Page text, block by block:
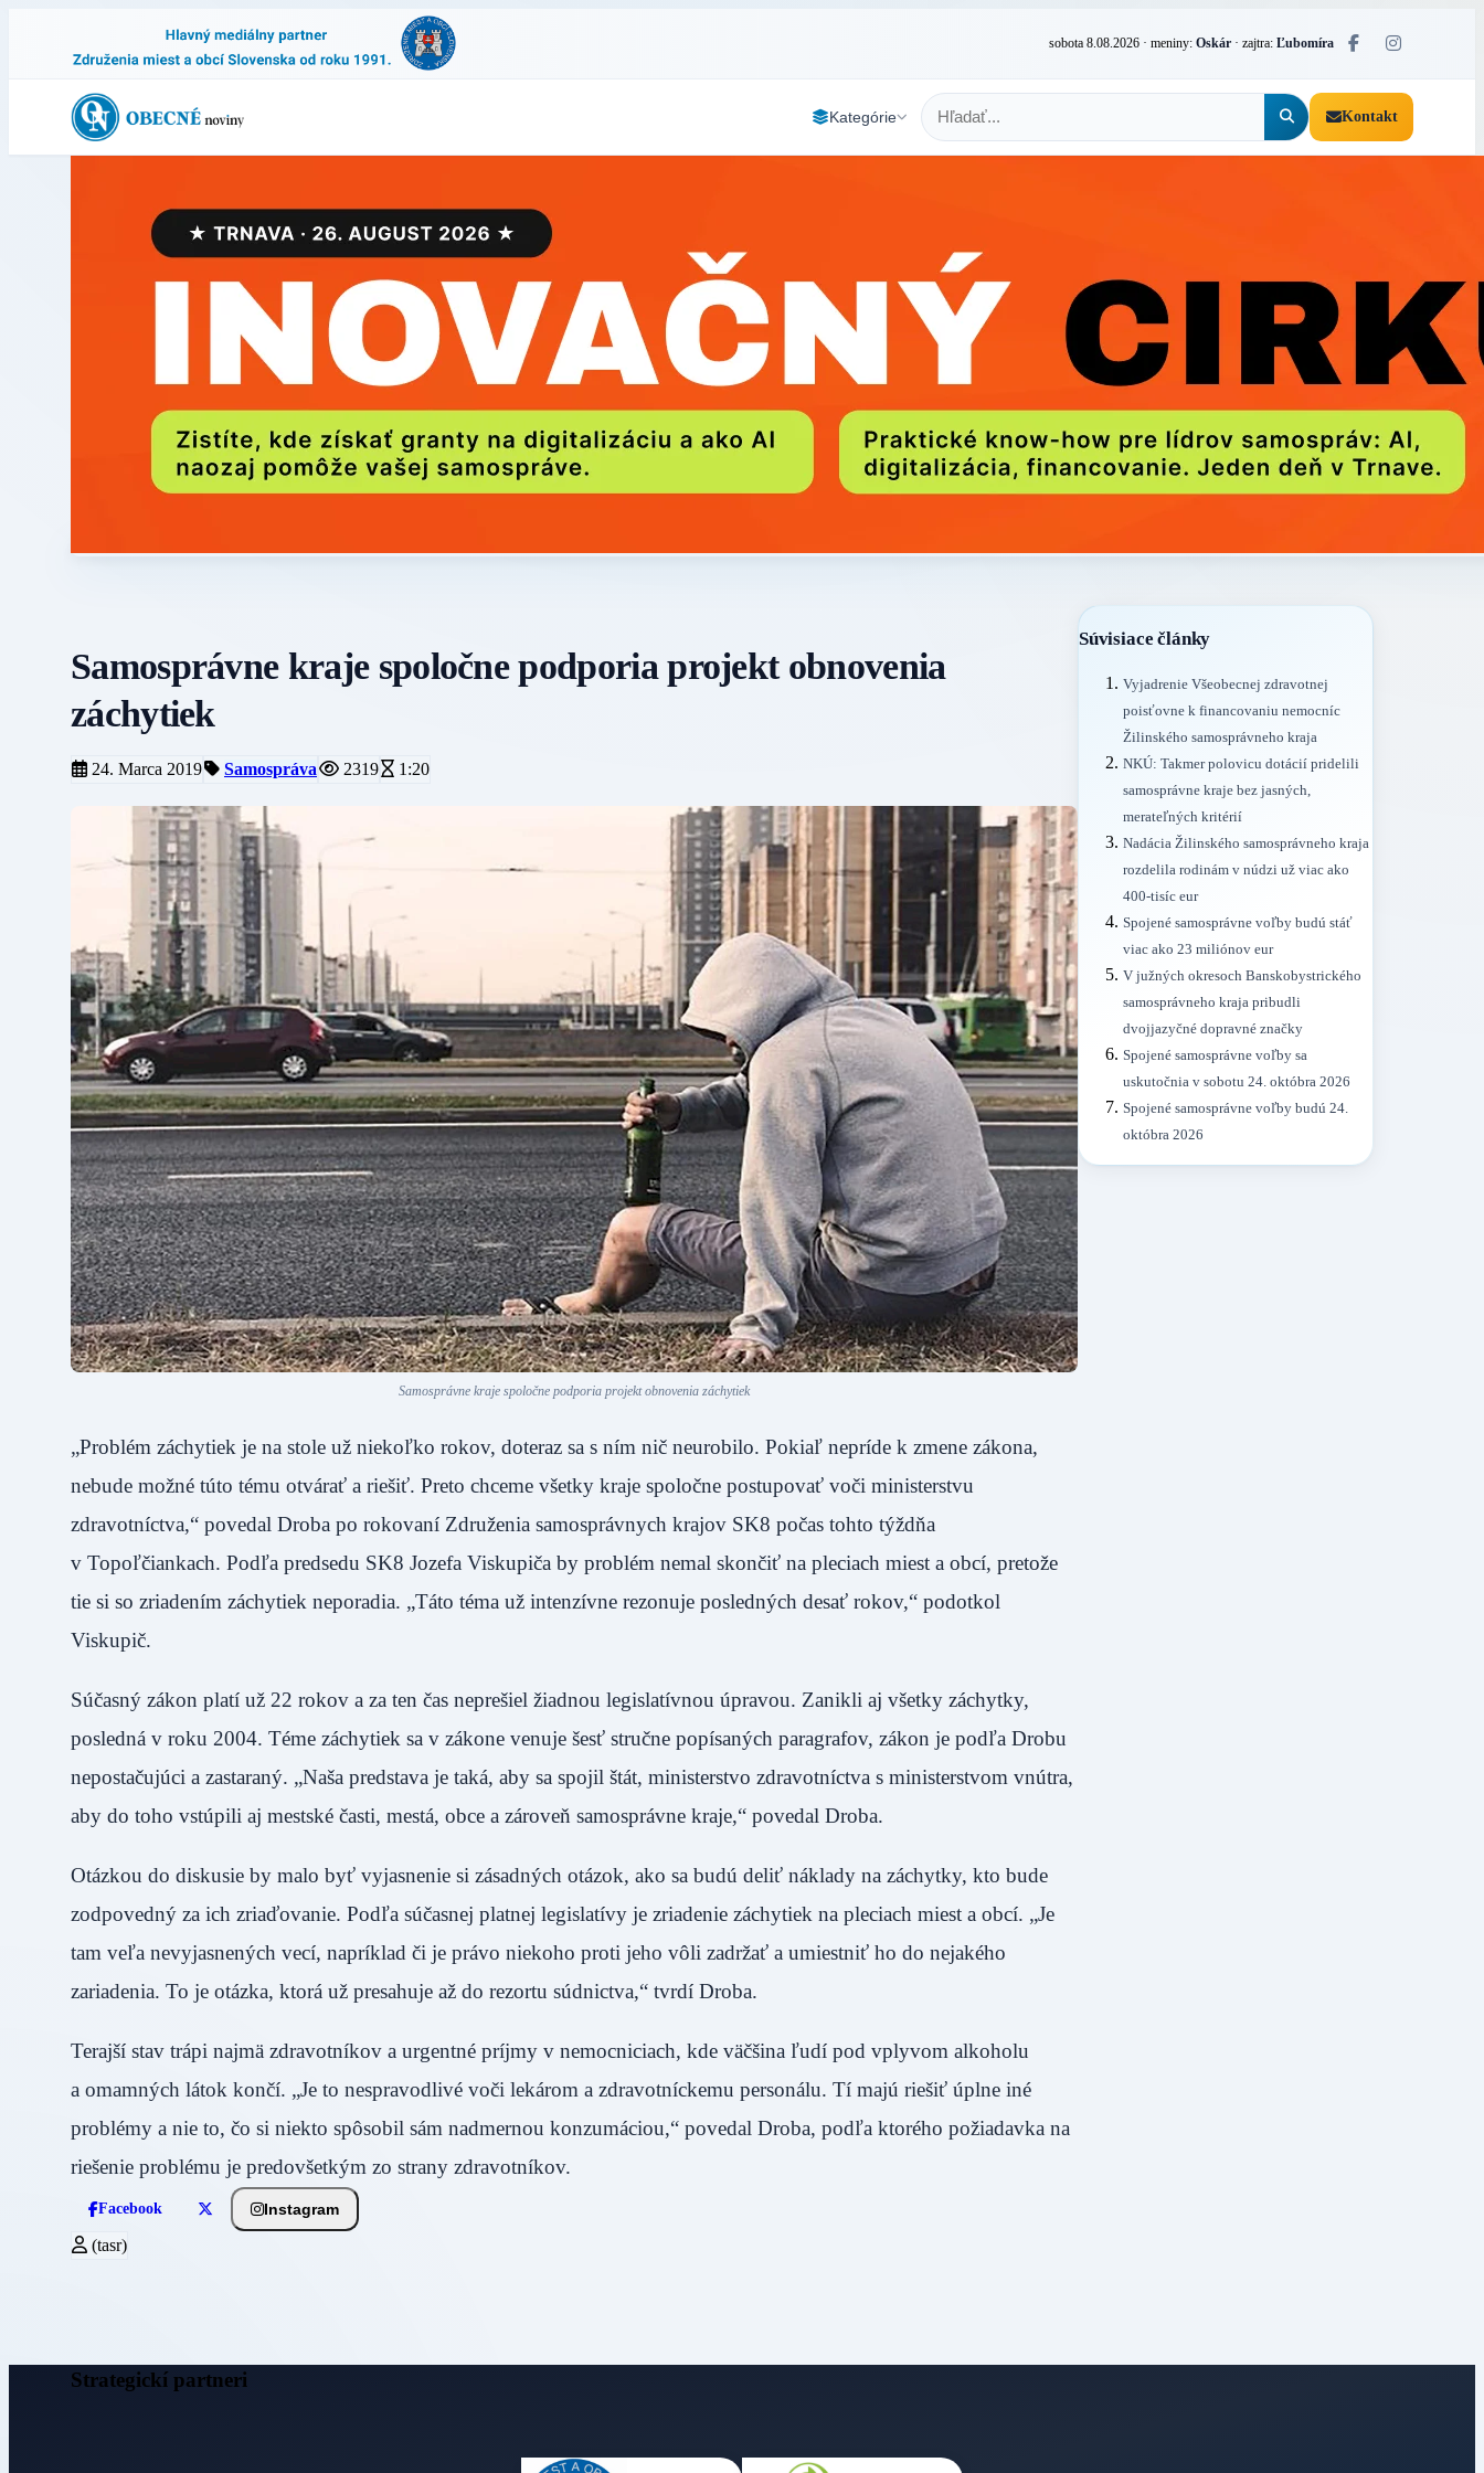
sobota 8.08.2026 · meniny: Oskár · zajtra: Ľubomíra
Kategórie Kontakt
Samosprávne kraje spoločne podporia projekt obnovenia
záchytiek
24. Marca 2019 Samospráva 2319 1:20
Samosprávne kraje spoločne podporia projekt obnovenia záchytiek
„Problém záchytiek je na stole už niekoľko rokov, doteraz sa s ním nič neurobilo. Pokiaľ nepríde k zmene zákona,
nebude možné túto tému otvárať a riešiť. Preto chceme všetky kraje spoločne postupovať voči ministerstvu
zdravotníctva,“ povedal Droba po rokovaní Združenia samosprávnych krajov SK8 počas tohto týždňa
v Topoľčiankach. Podľa predsedu SK8 Jozefa Viskupiča by problém nemal skončiť na pleciach miest a obcí, pretože
tie si so zriadením záchytiek neporadia. „Táto téma už intenzívne rezonuje posledných desať rokov,“ podotkol
Viskupič.
Súčasný zákon platí už 22 rokov a za ten čas neprešiel žiadnou legislatívnou úpravou. Zanikli aj všetky záchytky,
posledná v roku 2004. Téme záchytiek sa v zákone venuje šesť stručne popísaných paragrafov, zákon je podľa Drobu
nepostačujúci a zastaraný. „Naša predstava je taká, aby sa spojil štát, ministerstvo zdravotníctva s ministerstvom vnútra,
aby do toho vstúpili aj mestské časti, mestá, obce a zároveň samosprávne kraje,“ povedal Droba.
Otázkou do diskusie by malo byť vyjasnenie si zásadných otázok, ako sa budú deliť náklady na záchytky, kto bude
zodpovedný za ich zriaďovanie. Podľa súčasnej platnej legislatívy je zriadenie záchytiek na pleciach miest a obcí. „Je
tam veľa nevyjasnených vecí, napríklad či je právo niekoho proti jeho vôli zadržať a umiestniť ho do nejakého
zariadenia. To je otázka, ktorá už presahuje až do rezortu súdnictva,“ tvrdí Droba.
Terajší stav trápi najmä zdravotníkov a urgentné príjmy v nemocniciach, kde väčšina ľudí pod vplyvom alkoholu
a omamných látok končí. „Je to nespravodlivé voči lekárom a zdravotníckemu personálu. Tí majú riešiť úplne iné
problémy a nie to, čo si niekto spôsobil sám nadmernou konzumáciou,“ povedal Droba, podľa ktorého požiadavka na
riešenie problému je predovšetkým zo strany zdravotníkov.
Facebook Instagram
(tasr)
Súvisiace články
Vyjadrenie Všeobecnej zdravotnej
poisťovne k financovaniu nemocníc
Žilinského samosprávneho kraja
NKÚ: Takmer polovicu dotácií pridelili
samosprávne kraje bez jasných,
merateľných kritérií
Nadácia Žilinského samosprávneho kraja
rozdelila rodinám v núdzi už viac ako
400-tisíc eur
Spojené samosprávne voľby budú stáť
viac ako 23 miliónov eur
V južných okresoch Banskobystrického
samosprávneho kraja pribudli
dvojjazyčné dopravné značky
Spojené samosprávne voľby sa
uskutočnia v sobotu 24. októbra 2026
Spojené samosprávne voľby budú 24.
októbra 2026
Strategickí partneri